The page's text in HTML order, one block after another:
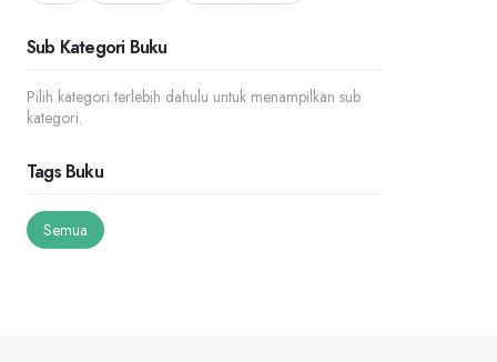
Sub Kategori Buku
Pilih kategori terlebih dahulu untuk menampilkan sub
kategori.
Tags Buku
Semua